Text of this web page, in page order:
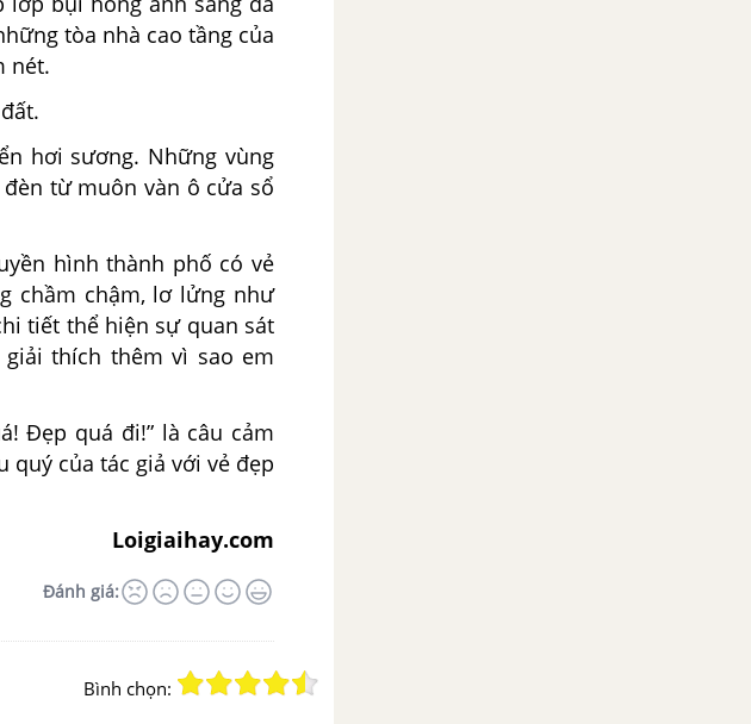
tòa nhà cao tầng của
nét.
hơi sương. Những vùng
từ muôn vàn ô cửa sổ
hình thành phố có vẻ
chầm chậm, lơ lửng như
tiết thể hiện sự quan sát
thích thêm vì sao em
Đẹp quá đi!” là câu cảm
của tác giả với vẻ đẹp
Loigiaihay.com
Đánh giá:
Bình chọn: